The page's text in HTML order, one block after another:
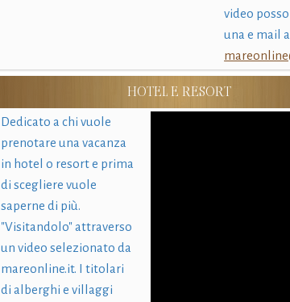
video
una e mail a
HOTEL E RESORT
Dedicato a chi vuole
prenotare una vacanza
in hotel o resort e prima
di scegliere vuole
saperne di più.
"Visitandolo" attraverso
un video selezionato da
mareonline.it. I titolari
di alberghi e villaggi